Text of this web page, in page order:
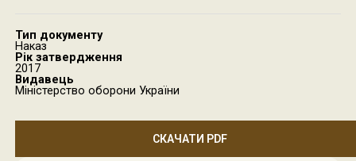
Тип документу
Наказ
Рік затвердження
2017
Видавець
Міністерство оборони України
СКАЧАТИ PDF